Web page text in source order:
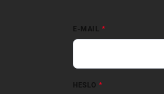
E-MAIL
HESLO